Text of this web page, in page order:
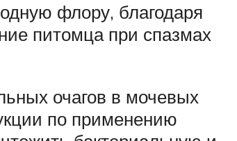
флору, благодаря
питомца при спазмах
очагов в мочевых
по применению